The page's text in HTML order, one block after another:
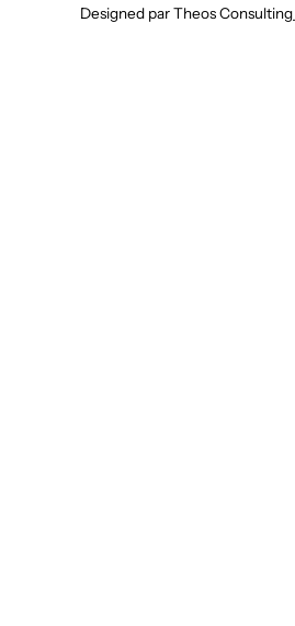
Designed par Theos